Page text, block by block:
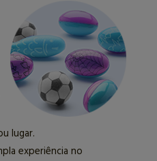
lugar.
experiência no